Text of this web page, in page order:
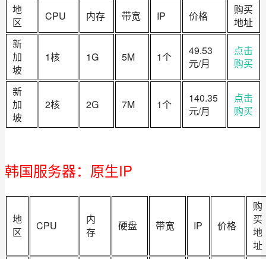
地
区
CPU 内存 带宽 IP 价格
购买
地址
新
加
坡
1核 1G 5M 1个
49.53
元/月
点击
购买
新
加
坡
2核 2G 7M 1个
140.35
元/月
点击
购买
韩国服务器：原生IP
​地
区
CPU
内
存
硬盘 带宽 IP 价格
购
买
地
址